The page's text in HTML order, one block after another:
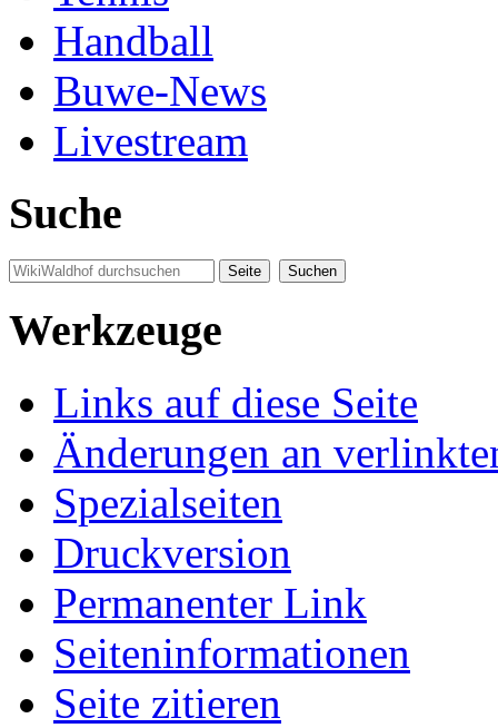
Handball
Buwe-News
Livestream
Suche
Werkzeuge
Links auf diese Seite
Änderungen an
Spezialseiten
Druckversion
Permanenter Link
Seiten­informationen
Seite zitieren